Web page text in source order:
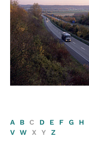
A B C D E F G H
V
W X Y Z